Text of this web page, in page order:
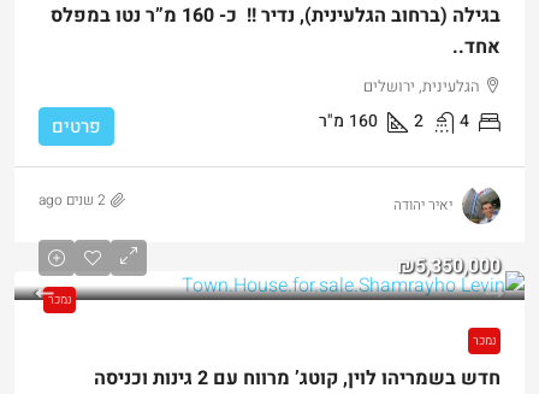
בגילה (ברחוב הגלעינית), נדיר !! כ- 160 מ”ר נטו במפלס
אחד..
הגלעינית, ירושלים
4
2
160 מ"ר פרטים
יאיר יהודה 2 שנים ago
נמכר
₪5,350,000
נמכר
חדש בשמריהו לוין, קוטג’ מרווח עם 2 גינות וכניסה